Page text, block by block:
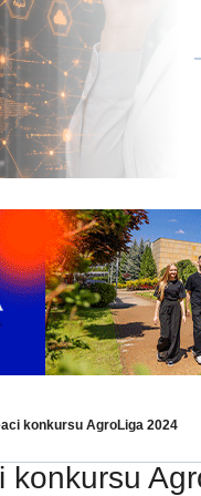
konkursu AgroLiga 2024
konkursu